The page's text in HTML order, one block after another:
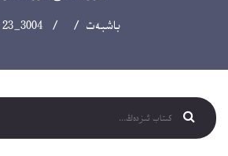
باشبەت / / 3004_23 pdf